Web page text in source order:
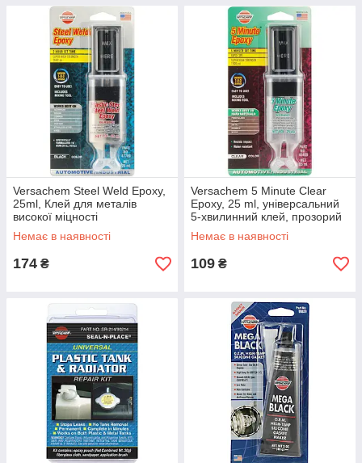
Versachem Steel Weld Epoxy,
25ml, Клей для металів
високої міцності
Немає в наявності
174 ₴
Versachem 5 Minute Clear
Epoxy, 25 ml, універсальний
5-хвилинний клей, прозорий
Немає в наявності
109 ₴